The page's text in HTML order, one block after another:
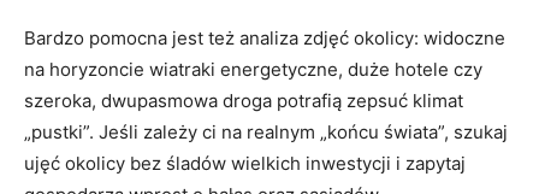
Bardzo pomocna jest też analiza zdjęć okolicy: widoczne
na horyzoncie wiatraki energetyczne, duże hotele czy
szeroka, dwupasmowa droga potrafią zepsuć klimat
„pustki”. Jeśli zależy ci na realnym „końcu świata”, szukaj
ujęć okolicy bez śladów wielkich inwestycji i zapytaj